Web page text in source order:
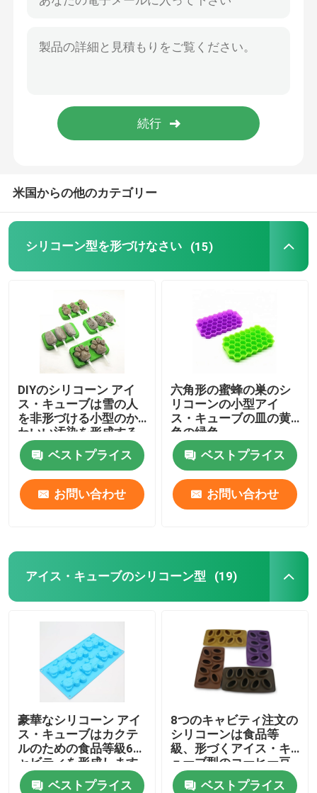
米国からの他のカテゴリー
シリコーン型を形づけなさい (15)
DIYのシリコーン アイ
ス・キューブは雪の人
を非形づける小型のか
わいい汚染を形成する
ベストプライス
お問い合わせ
六角形の蜜蜂の巣のシ
リコーンの小型アイ
ス・キューブの皿の黄
色の緑色
ベストプライス
お問い合わせ
アイス・キューブのシリコーン型 (19)
豪華なシリコーン アイ
ス・キューブはカクテ
ルのための食品等級6キ
ャビティを形成します
ベストプライス
8つのキャビティ注文の
シリコーンは食品等
級、形づくアイス・キ
ューブ型のコーヒー豆
を形成します
ベストプライス